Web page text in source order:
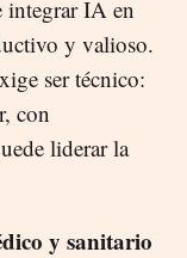
integrar IA en
y valioso.
ser técnico:
con
liderar la
y sanitario